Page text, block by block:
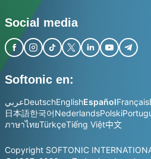
Social media
Softonic en:
عربيDeutschEnglishEspañolFrançais
日本語한국어NederlandsPolski
ภาษาไทยTürkçeTiếng Việt中文
Copyright SOFTONIC